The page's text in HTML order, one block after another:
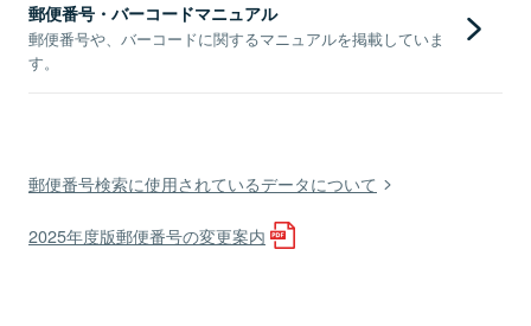
郵便番号・バーコードマニュアル
郵便番号や、バーコードに関するマニュアルを掲載していま
す。
郵便番号検索に使用されているデータについて
2025年度版郵便番号の変更案内